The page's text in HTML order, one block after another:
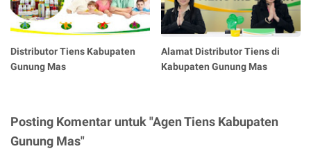
Distributor Tiens Kabupaten
Gunung Mas
Alamat Distributor Tiens di
Kabupaten Gunung Mas
Posting Komentar untuk "Agen Tiens Kabupaten
Gunung Mas"